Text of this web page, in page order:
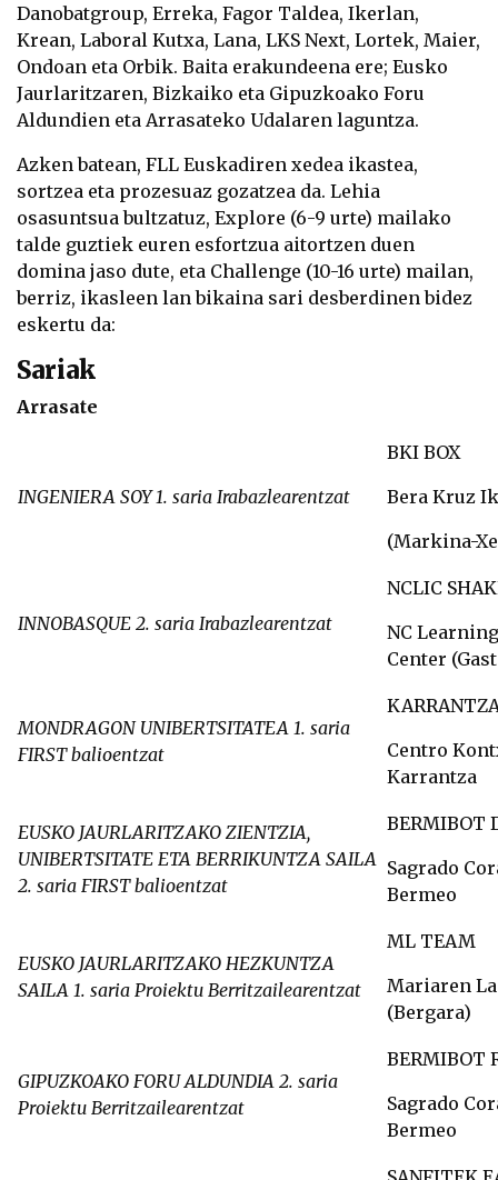
Danobatgroup, Erreka, Fagor Taldea, Ikerlan,
Krean, Laboral Kutxa, Lana, LKS Next, Lortek, Maier,
Ondoan eta Orbik. Baita erakundeena ere; Eusko
Jaurlaritzaren, Bizkaiko eta Gipuzkoako Foru
Aldundien eta Arrasateko Udalaren laguntza.
Azken batean, FLL Euskadiren xedea ikastea,
sortzea eta prozesuaz gozatzea da. Lehia
osasuntsua bultzatuz, Explore (6-9 urte) mailako
talde guztiek euren esfortzua aitortzen duen
domina jaso dute, eta Challenge (10-16 urte) mailan,
berriz, ikasleen lan bikaina sari desberdinen bidez
eskertu da:
Sariak
Arrasate
INGENIERA SOY 1. saria Irabazlearentzat
BKI BOX
Bera Kruz
(Markina-
INNOBASQUE 2. saria Irabazlearentzat
NCLIC
NC
Center
MONDRAGON UNIBERTSITATEA 1. saria
FIRST balioentzat
Centro
Karrantza
EUSKO JAURLARITZAKO ZIENTZIA,
UNIBERTSITATE ETA BERRIKUNTZA SAILA
2. saria FIRST balioentzat
BERMIBOT
Sagrado
Bermeo
EUSKO JAURLARITZAKO HEZKUNTZA
SAILA 1. saria Proiektu Berritzailearentzat
ML TEAM
Mariaren
(Bergara)
GIPUZKOAKO FORU ALDUNDIA 2. saria
Proiektu Berritzailearentzat
BERMIBOT
Sagrado
Bermeo